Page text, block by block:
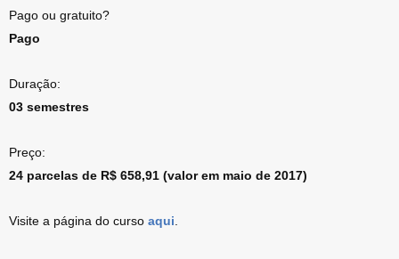
Pago ou gratuito?
Pago
Duração:
03 semestres
Preço:
24 parcelas de R$ 658,91 (valor em maio de 2017)
Visite a página do curso aqui